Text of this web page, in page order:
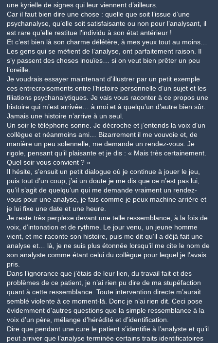
une kyrielle de signes qui leur viennent d’ailleurs.
Car il faut bien dire une chose : quelle que soit l’issue d’une
psychanalyse, qu’elle soit satisfaisante ou non pour l’analysant, il
est rare qu’elle restitue l’individu à son état antérieur !
Et c’est bien là son charme délétère, à mes yeux tout au moins…
Les gens qui se méfient de l’analyse, ont parfaitement raison. Il
s’y passent des choses inouïes… si on veut bien prêter un peu
l’oreille.
Je voudrais essayer maintenant d’illustrer par un petit exemple
ces entrecroisements entre l’histoire personnelle d’un sujet et les
filiations psychanalytiques. Je vais vous raconter à ce propos une
histoire qui m’est arrivée… à moi et à quelqu’un d’autre bien sûr.
Jamais une histoire n’arrive à un seul.
Un soir le téléphone sonne. Je décroche et j’entends la voix d’un
collègue et néanmoins ami… Bizarrement il me vouvoie et, de
manière un peu solennelle, me demande un rendez-vous. Je
rigole, pensant qu’il plaisante et je dis : « Mais très certainement.
Quel soir vous convient ? »
Il hésite, s’ensuit un petit dialogue où je continue à jouer le jeu,
puis tout d’un coup, j’ai un doute je me dis que ce n’est pas lui,
qu’il s’agit de quelqu’un qui me demande vraiment un rendez-
vous pour une analyse, je fais comme je peux machine arrière et
je lui fixe une date et une heure.
Je reste très perplexe devant une telle ressemblance, à la fois de
voix, d’intonation et de rythme. Le jour venu, un jeune homme
vient, et me raconte son histoire, puis me dit qu’il a déjà fait une
analyse et… là, je ne suis plus étonnée lorsqu’il me cite le nom de
son analyste comme étant celui du collègue pour lequel je l’avais
pris.
Dans l’ignorance que j’étais de leur lien, du travail fait et des
problèmes de ce patient, je n’ai rien pu dire de ma stupéfaction
quant à cette ressemblance. Toute intervention directe m’aurait
semblé violente à ce moment-là. Donc je n’ai rien dit. Ceci pose
évidemment d’autres questions que la simple ressemblance à la
voix d’un père, mélange d’hérédité et d’identification.
Dire que pendant une cure le patient s’identifie à l’analyste et qu’il
peut arriver que l’analyse terminée certains traits identificatoires